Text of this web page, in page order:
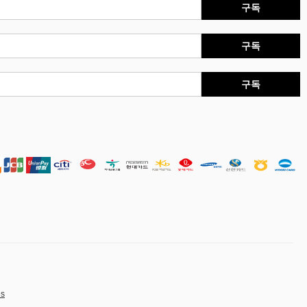
구독
구독
구독